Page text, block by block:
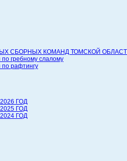
СБОРНЫХ КОМАНД ТОМСКОЙ
гребному слалому
по рафтингу
ГОД
ГОД
ГОД